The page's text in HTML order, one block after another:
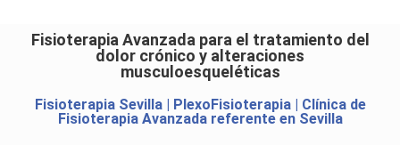
Fisioterapia Avanzada para el tratamiento del
dolor crónico y alteraciones
musculoesqueléticas
Fisioterapia Sevilla | PlexoFisioterapia | Clínica de
Fisioterapia Avanzada referente en Sevilla